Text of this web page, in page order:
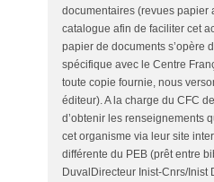
documentaires (revues papier
catalogue afin de faciliter cet
papier de documents s’opère
spécifique avec le Centre
toute copie fournie, nous
éditeur). A la charge du CFC
d’obtenir les renseignements
cet organisme via leur site
différente du PEB (prêt entre
DuvalDirecteur Inist-Cnrs/Inist